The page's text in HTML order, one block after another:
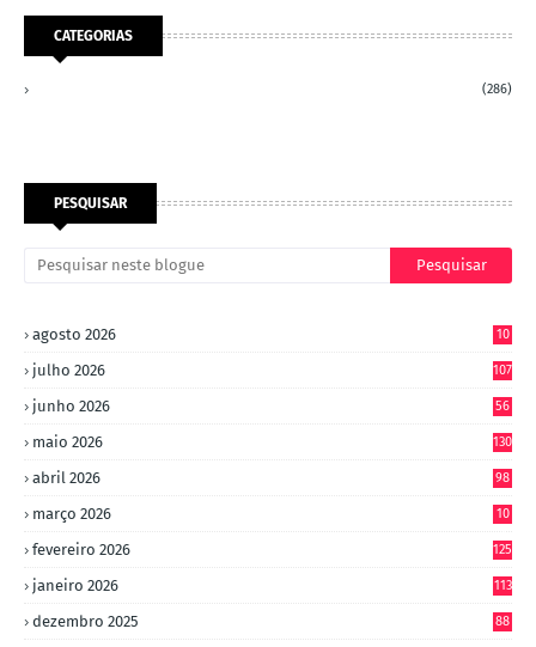
CATEGORIAS
(286)
PESQUISAR
agosto 2026 10
julho 2026 107
junho 2026 56
maio 2026 130
abril 2026 98
março 2026
10
fevereiro 2026 125
janeiro 2026 113
dezembro 2025 88